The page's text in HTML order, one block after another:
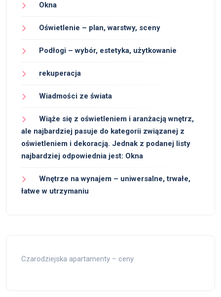
Okna
Oświetlenie – plan, warstwy, sceny
Podłogi – wybór, estetyka, użytkowanie
rekuperacja
Wiadmości ze świata
Wiąże się z oświetleniem i aranżacją wnętrz,
ale najbardziej pasuje do kategorii związanej z
oświetleniem i dekoracją. Jednak z podanej listy
najbardziej odpowiednia jest: Okna
Wnętrze na wynajem – uniwersalne, trwałe,
łatwe w utrzymaniu
Czarodziejska apartamenty – ceny